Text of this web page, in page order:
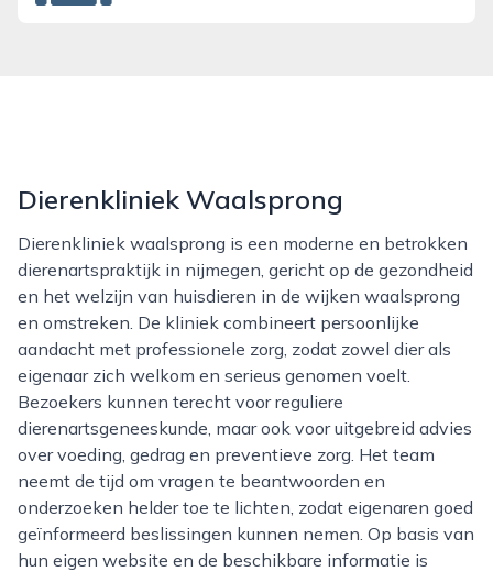
Dierenkliniek Waalsprong
Dierenkliniek waalsprong is een moderne en betrokken
dierenartspraktijk in nijmegen, gericht op de gezondheid
en het welzijn van huisdieren in de wijken waalsprong
en omstreken. De kliniek combineert persoonlijke
aandacht met professionele zorg, zodat zowel dier als
eigenaar zich welkom en serieus genomen voelt.
Bezoekers kunnen terecht voor reguliere
dierenartsgeneeskunde, maar ook voor uitgebreid advies
over voeding, gedrag en preventieve zorg. Het team
neemt de tijd om vragen te beantwoorden en
onderzoeken helder toe te lichten, zodat eigenaren goed
geïnformeerd beslissingen kunnen nemen. Op basis van
hun eigen website en de beschikbare informatie is